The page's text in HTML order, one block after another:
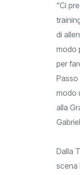
“Ci
di
modo
per
Passo
modo
alla
Dalla
scena